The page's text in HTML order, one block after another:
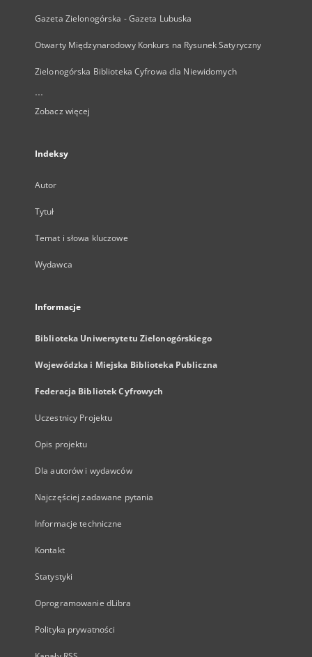
Gazeta Zielonogórska - Gazeta Lubuska
Otwarty Międzynarodowy Konkurs na Rysunek Satyryczny
Zielonogórska Biblioteka Cyfrowa dla Niewidomych
...
Zobacz więcej
Indeksy
Autor
Tytuł
Temat i słowa kluczowe
Wydawca
Informacje
Biblioteka Uniwersytetu Zielonogórskiego
Wojewódzka i Miejska Biblioteka Publiczna
Federacja Bibliotek Cyfrowych
Uczestnicy Projektu
Opis projektu
Dla autorów i wydawców
Najczęściej zadawane pytania
Informacje techniczne
Kontakt
Statystyki
Oprogramowanie dLibra
Polityka prywatności